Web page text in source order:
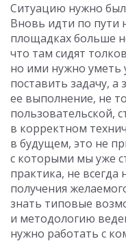
Ситуацию нужно
Вновь идти по пути
площадках больше
что там сидят
но ими нужно уметь
поставить задачу,
ее выполнение, не
пользовательской,
в корректном
в будущем, это не
с которыми мы уже
практика, не
получения
знать типовые
и методологию
нужно работать с